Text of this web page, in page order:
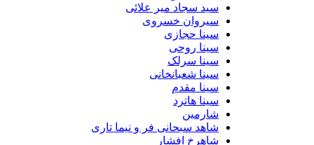
سید سجاد میر علائی
سیروان خسروی
سینا حجازی
سینا روحی
سینا سرلک
سینا شعبانخانی
سینا مقدم
سینا هاترد
شارمین
شاهد سبحانی فر و نیما تاری
شاهرخ افشار